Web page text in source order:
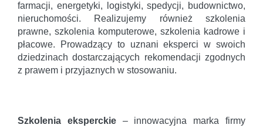
farmacji, energetyki, logistyki, spedycji, budownictwo,
nieruchomości. Realizujemy również szkolenia
prawne, szkolenia komputerowe, szkolenia kadrowe i
płacowe. Prowadzący to uznani eksperci w swoich
dziedzinach dostarczających rekomendacji zgodnych
z prawem i przyjaznych w stosowaniu.
Szkolenia eksperckie– innowacyjna marka firmy